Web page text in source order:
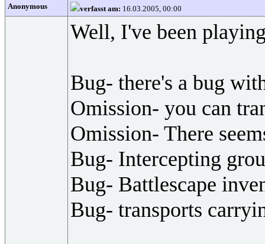
Anonymous verfasst am: 16.03.2005, 00:00
Well, I've been
Bug- there's a bug
Omission- you can
Omission- There
Bug- Intercepting
Bug- Battlescape
Bug- transports